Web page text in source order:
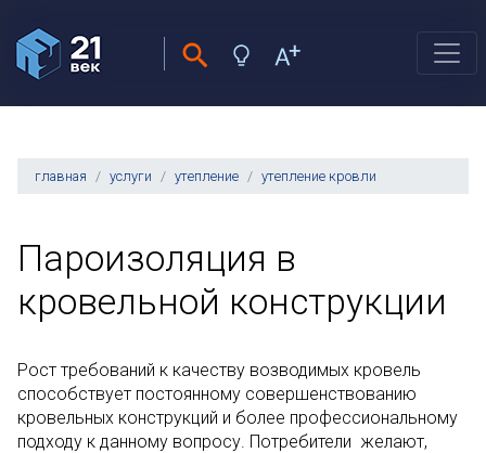
главная услуги утепление утепление кровли
Пароизоляция в
кровельной конструкции
Рост требований к качеству возводимых кровель
способствует постоянному совершенствованию
кровельных конструкций и более профессиональному
подходу к данному вопросу. Потребители желают,